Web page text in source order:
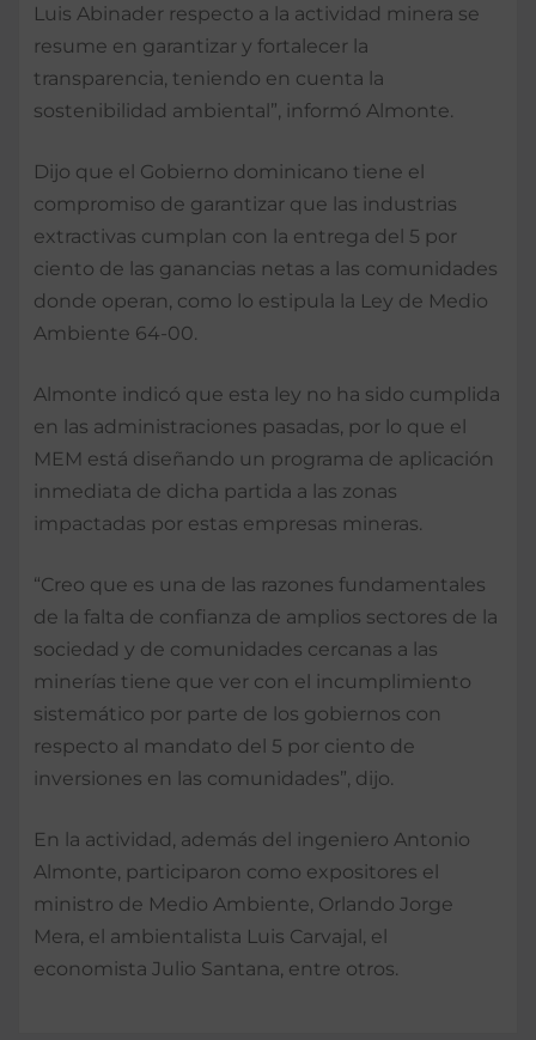
Luis Abinader respecto a la actividad minera se
resume en garantizar y fortalecer la
transparencia, teniendo en cuenta la
sostenibilidad ambiental”, informó Almonte.
Dijo que el Gobierno dominicano tiene el
compromiso de garantizar que las industrias
extractivas cumplan con la entrega del 5 por
ciento de las ganancias netas a las comunidades
donde operan, como lo estipula la Ley de Medio
Ambiente 64-00.
Almonte indicó que esta ley no ha sido cumplida
en las administraciones pasadas, por lo que el
MEM está diseñando un programa de aplicación
inmediata de dicha partida a las zonas
impactadas por estas empresas mineras.
“Creo que es una de las razones fundamentales
de la falta de confianza de amplios sectores de la
sociedad y de comunidades cercanas a las
minerías tiene que ver con el incumplimiento
sistemático por parte de los gobiernos con
respecto al mandato del 5 por ciento de
inversiones en las comunidades”, dijo.
En la actividad, además del ingeniero Antonio
Almonte, participaron como expositores el
ministro de Medio Ambiente, Orlando Jorge
Mera, el ambientalista Luis Carvajal, el
economista Julio Santana, entre otros.